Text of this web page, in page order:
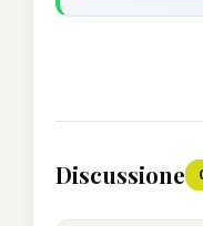
Discussione